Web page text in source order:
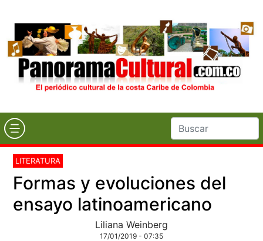
LITERATURA
Formas y evoluciones del
ensayo latinoamericano
Liliana Weinberg
17/01/2019 - 07:35